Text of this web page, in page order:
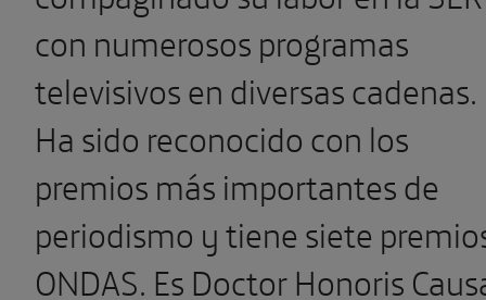
con numerosos programas
televisivos en diversas cadenas.
Ha sido reconocido con los
premios más importantes de
periodismo y tiene siete
ONDAS. Es Doctor Honoris